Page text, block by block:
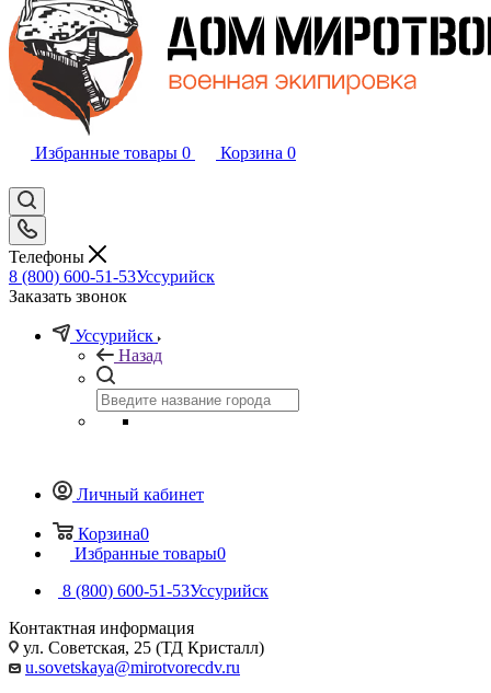
Избранные товары 0 Корзина 0
Телефоны
8 (800) 600-51-53Уссурийск
Заказать звонок
Уссурийск
Назад
Личный кабинет
Корзина0
Избранные товары0
8 (800) 600-51-53Уссурийск
Контактная информация
ул. Советская, 25 (ТД Кристалл)
u.sovetskaya@mirotvorecdv.ru